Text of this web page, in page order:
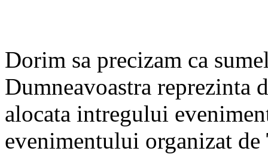
Dorim sa precizam ca
Dumneavoastra reprezinta
alocata intregului
evenimentului organizat de